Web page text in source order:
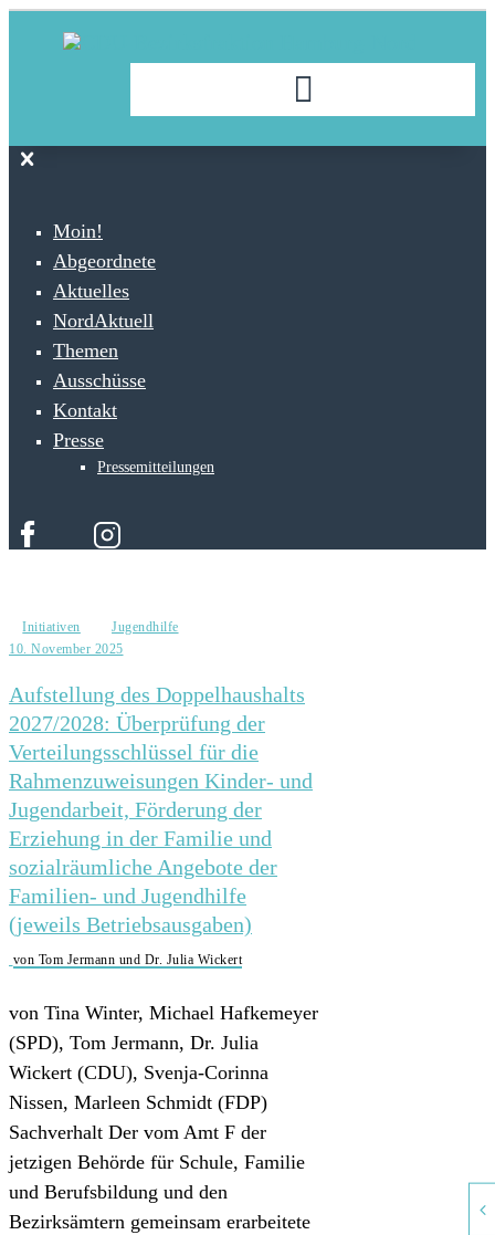
Moin!
Abgeordnete
Aktuelles
NordAktuell
Themen
Ausschüsse
Kontakt
Presse
Pressemitteilungen
Initiativen
Jugendhilfe
10. November 2025
Aufstellung des Doppelhaushalts
2027/2028: Überprüfung der
Verteilungsschlüssel für die
Rahmenzuweisungen Kinder- und
Jugendarbeit, Förderung der
Erziehung in der Familie und
sozialräumliche Angebote der
Familien- und Jugendhilfe
(jeweils Betriebsausgaben)
von Tom Jermann und Dr. Julia Wickert
von Tina Winter, Michael Hafkemeyer
(SPD), Tom Jermann, Dr. Julia
Wickert (CDU), Svenja-Corinna
Nissen, Marleen Schmidt (FDP)
Sachverhalt Der vom Amt F der
jetzigen Behörde für Schule, Familie
und Berufsbildung und den
Bezirksämtern gemeinsam erarbeitete